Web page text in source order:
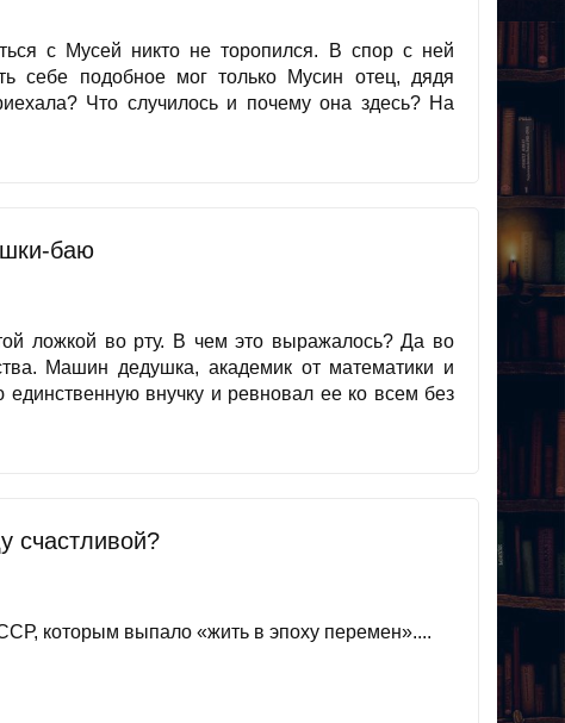
с Мусей никто не торопился. В спор с ней
себе подобное мог только Мусин отец, дядя
Что случилось и почему она здесь? На
баю
ложкой во рту. В чем это выражалось? Да во
Машин дедушка, академик от математики и
внучку и ревновал ее ко всем без
счастливой?
которым выпало «жить в эпоху перемен»....